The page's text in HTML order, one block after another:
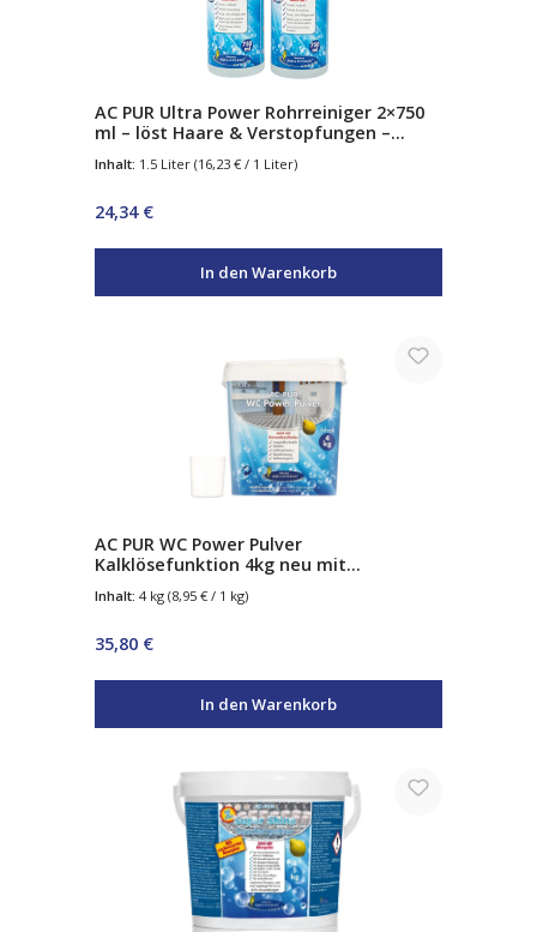
AC PUR Ultra Power Rohrreiniger 2×750
ml – löst Haare & Verstopfungen –
kraftvoller Abflussreiniger für Küche &
Inhalt: 1.5 Liter (16,23 € / 1 Liter)
Regulärer Preis:
24,34 €
In den Warenkorb
AC PUR WC Power Pulver
Kalklösefunktion 4kg neu mit
Inhalt: 4 kg (8,95 € / 1 kg)
Regulärer Preis:
35,80 €
In den Warenkorb